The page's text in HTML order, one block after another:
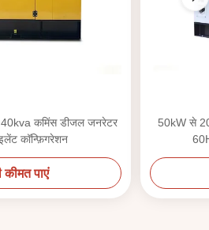
कमिंस डीजल जनरेटर
कॉन्फ़िगरेशन
पाएं
50kW से